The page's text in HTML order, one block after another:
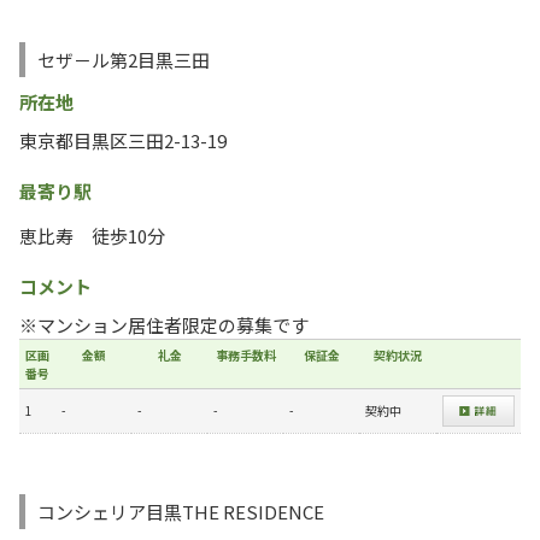
セザ－ル第2目黒三田
所在地
東京都目黒区三田2-13-19
最寄り駅
恵比寿 徒歩10分
コメント
※マンション居住者限定の募集です
区画
番号
金額 礼金 事務手数料 保証金 契約状況
1 - - - - 契約中
コンシェリア目黒THE RESIDENCE